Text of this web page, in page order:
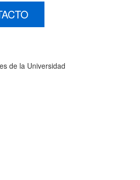
de la Universidad